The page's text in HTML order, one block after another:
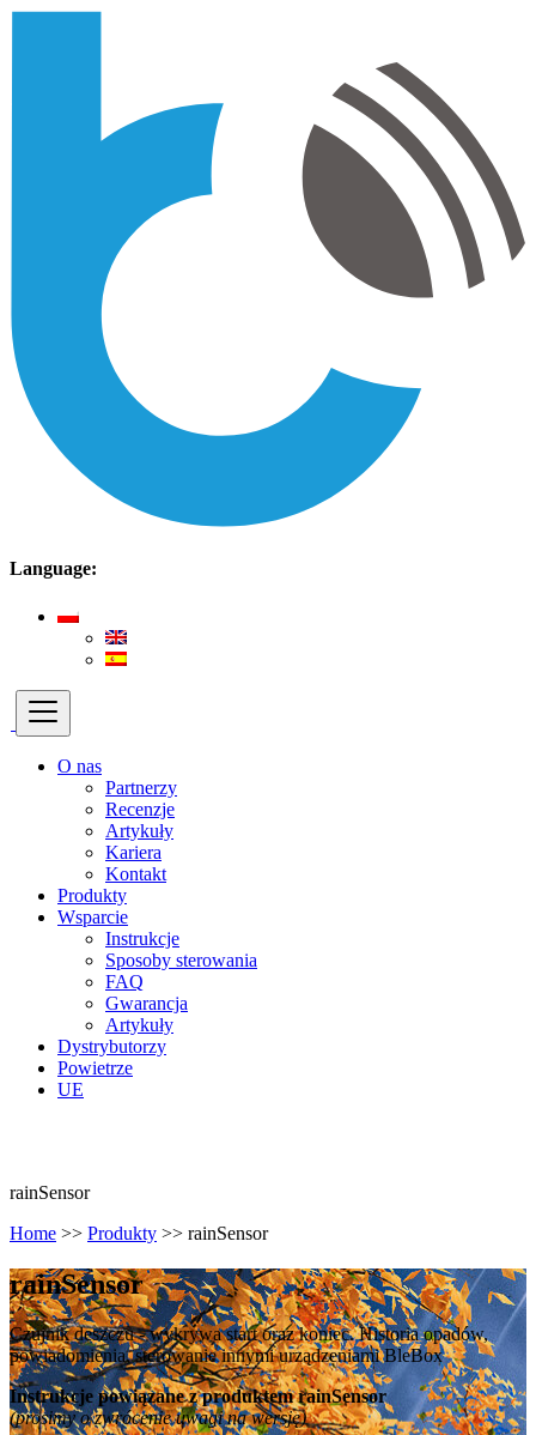
Language:
O nas
Partnerzy
Recenzje
Artykuły
Kariera
Kontakt
Produkty
Wsparcie
Instrukcje
Sposoby sterowania
FAQ
Gwarancja
Artykuły
Dystrybutorzy
Powietrze
UE
rainSensor
Home >> Produkty >> rainSensor
rainSensor
Czujnik deszczu - wykrywa start oraz koniec. Historia opadów,
powiadomienia, sterowanie innymi urządzeniami BleBox
Instrukcje powiązane z produktem rainSensor
(prosimy o zwrócenie uwagi na wersję)